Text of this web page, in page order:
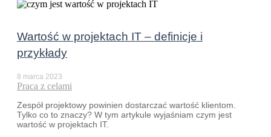
Wartość w projektach IT – definicje i
przykłady
8 marca 2023
Praca z celami
Zespół projektowy powinien dostarczać wartość klientom.
Tylko co to znaczy? W tym artykule wyjaśniam czym jest
wartość w projektach IT.